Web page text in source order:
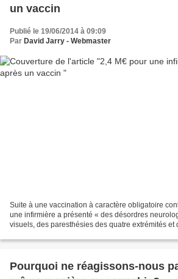
un vaccin
Publié le 19/06/2014 à 09:09
Par David Jarry - Webmaster
Suite à une vaccination à caractère obligatoire
une infirmière a présenté « des désordres
visuels, des paresthésies des quatre extrémités et
Pourquoi ne réagissons-nous